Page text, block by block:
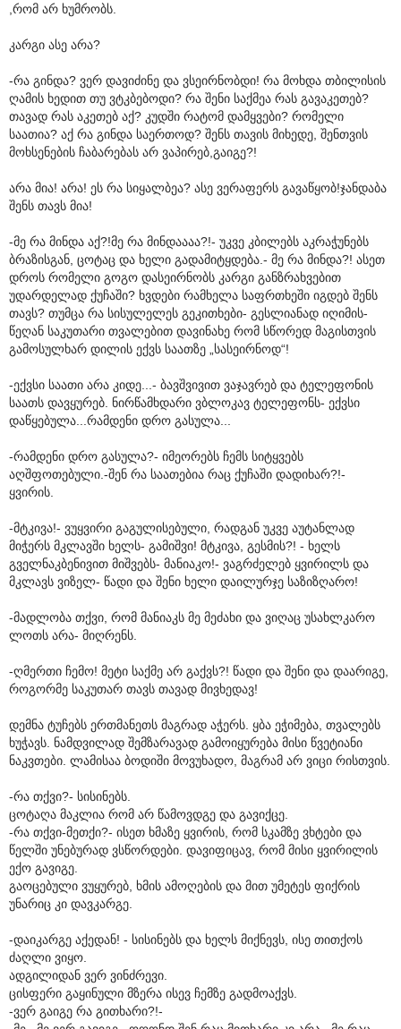
,რომ არ ხუმრობს.
კარგი ასე არა?
-რა გინდა? ვერ დავიძინე და ვსეირნობდი! რა მოხდა თბილისის
ღამის ხედით თუ ვტკბებოდი? რა შენი საქმეა რას გავაკეთებ?
თავად რას აკეთებ აქ? კუდში რატომ დამყვები? რომელი
საათია? აქ რა გინდა საერთოდ? შენს თავის მიხედე, შენთვის
მოხსენების ჩაბარებას არ ვაპირებ,გაიგე?!
არა მია! არა! ეს რა სიყალბეა? ასე ვერაფერს გავაწყობ!ჯანდაბა
შენს თავს მია!
-მე რა მინდა აქ?!მე რა მინდაააა?!- უკვე კბილებს აკრაჭუნებს
ბრაზისგან, ცოტაც და ხელი გადამიტყდება.- მე რა მინდა?! ასეთ
დროს რომელი გოგო დასეირნობს კარგი განზრახვებით
უდარდელად ქუჩაში? ხვდები რამხელა საფრთხეში იგდებ შენს
თავს? თუმცა რა სისულელეს გეკითხები- გესლიანად იღიმის-
წეღან საკუთარი თვალებით დავინახე რომ სწორედ მაგისთვის
გამოსულხარ დილის ექვს საათზე „სასეირნოდ“!
-ექვსი საათი არა კიდე...- ბავშვივით ვაჯავრებ და ტელეფონის
საათს დავყურებ. ნირწამხდარი ვბლოკავ ტელეფონს- ექვსი
დაწყებულა...რამდენი დრო გასულა...
-რამდენი დრო გასულა?- იმეორებს ჩემს სიტყვებს
აღშფოთებული.-შენ რა საათებია რაც ქუჩაში დადიხარ?!-
ყვირის.
-მტკივა!- ვუყვირი გაგულისებული, რადგან უკვე აუტანლად
მიჭერს მკლავში ხელს- გამიშვი! მტკივა, გესმის?! - ხელს
გველნაკბენივით მიშვებს- მანიაკო!- ვაგრძელებ ყვირილს და
მკლავს ვიზელ- წადი და შენი ხელი დაილურჯე საზიზღარო!
-მადლობა თქვი, რომ მანიაკს მე მეძახი და ვიღაც უსახლკარო
ლოთს არა- მიღრენს.
-ღმერთი ჩემო! მეტი საქმე არ გაქვს?! წადი და შენი და დაარიგე,
როგორმე საკუთარ თავს თავად მივხედავ!
დემნა ტუჩებს ერთმანეთს მაგრად აჭერს. ყბა ეჭიმება, თვალებს
ხუჭავს. ნამდვილად შემზარავად გამოიყურება მისი წვეტიანი
ნაკვთები. ლამისაა ბოდიში მოვუხადო, მაგრამ არ ვიცი რისთვის.
-რა თქვი?- სისინებს.
ცოტაღა მაკლია რომ არ წამოვდგე და გავიქცე.
-რა თქვი-მეთქი?- ისეთ ხმაზე ყვირის, რომ სკამზე ვხტები და
წელში უნებურად ვსწორდები. დავიფიცავ, რომ მისი ყვირილის
ექო გავიგე.
გაოცებული ვუყურებ, ხმის ამოღების და მით უმეტეს ფიქრის
უნარიც კი დავკარგე.
-დაიკარგე აქედან! - სისინებს და ხელს მიქნევს, ისე თითქოს
ძაღლი ვიყო.
ადგილიდან ვერ ვინძრევი.
ცისფერი გაყინული მზერა ისევ ჩემზე გადმოაქვს.
-ვერ გაიგე რა გითხარი?!-